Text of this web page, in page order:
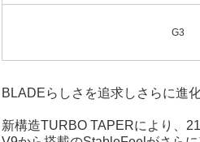
G3
BLADEらしさを追求しさらに進
新構造TURBO TAPERにより、